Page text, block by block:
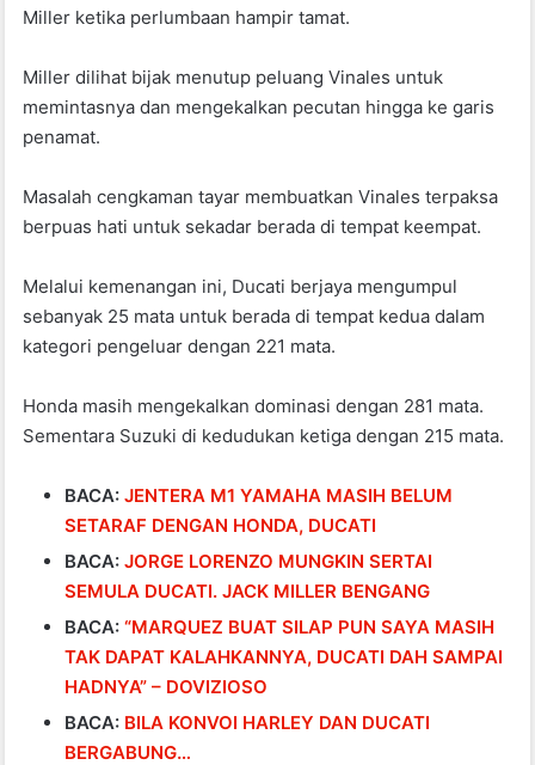
Miller ketika perlumbaan hampir tamat.
Miller dilihat bijak menutup peluang Vinales untuk
memintasnya dan mengekalkan pecutan hingga ke garis
penamat.
Masalah cengkaman tayar membuatkan Vinales terpaksa
berpuas hati untuk sekadar berada di tempat keempat.
Melalui kemenangan ini, Ducati berjaya mengumpul
sebanyak 25 mata untuk berada di tempat kedua dalam
kategori pengeluar dengan 221 mata.
Honda masih mengekalkan dominasi dengan 281 mata.
Sementara Suzuki di kedudukan ketiga dengan 215 mata.
BACA:JENTERA M1 YAMAHA MASIH BELUM
SETARAF DENGAN HONDA, DUCATI
BACA:JORGE LORENZO MUNGKIN SERTAI
SEMULA DUCATI. JACK MILLER BENGANG
BACA:“MARQUEZ BUAT SILAP PUN SAYA MASIH
TAK DAPAT KALAHKANNYA, DUCATI DAH SAMPAI
HADNYA” – DOVIZIOSO
BACA: BILA KONVOI HARLEY DAN DUCATI
BERGABUNG…